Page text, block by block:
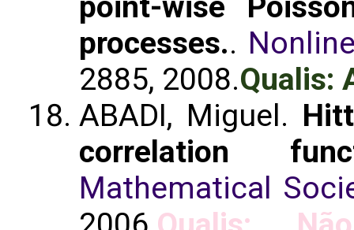
point-wise
processes..
2885, 2008.Qualis:
ABADI, Miguel.
correlation
Mathematical